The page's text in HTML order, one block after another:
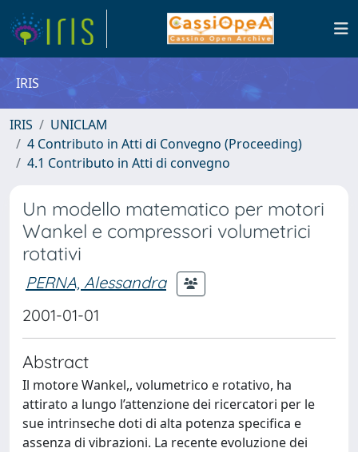
IRIS
IRIS
UNICLAM
4 Contributo in Atti di Convegno (Proceeding)
4.1 Contributo in Atti di convegno
Un modello matematico per motori
Wankel e compressori volumetrici
rotativi
PERNA, Alessandra
2001-01-01
Abstract
Il motore Wankel,, volumetrico e rotativo, ha
attirato a lungo l’attenzione dei ricercatori per le
sue intrinseche doti di alta potenza specifica e
assenza di vibrazioni. La recente evoluzione dei